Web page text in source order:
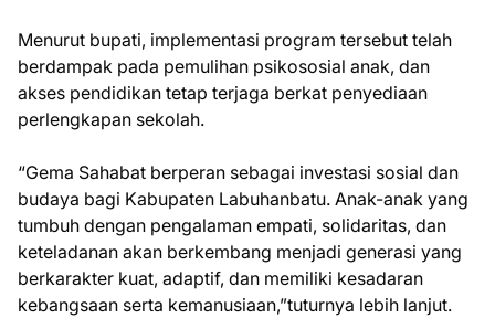
Menurut bupati, implementasi program tersebut telah
berdampak pada pemulihan psikososial anak, dan
akses pendidikan tetap terjaga berkat penyediaan
perlengkapan sekolah.
“Gema Sahabat berperan sebagai investasi sosial dan
budaya bagi Kabupaten Labuhanbatu. Anak-anak yang
tumbuh dengan pengalaman empati, solidaritas, dan
keteladanan akan berkembang menjadi generasi yang
berkarakter kuat, adaptif, dan memiliki kesadaran
kebangsaan serta kemanusiaan,”tuturnya lebih lanjut.